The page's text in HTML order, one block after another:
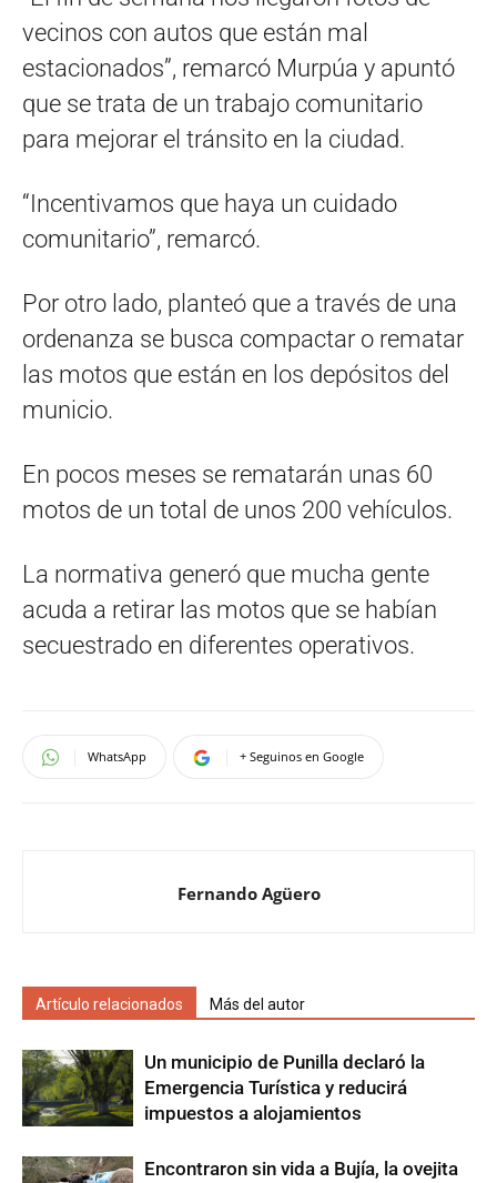
vecinos con autos que están mal
estacionados”, remarcó Murpúa y apuntó
que se trata de un trabajo comunitario
para mejorar el tránsito en la ciudad.
“Incentivamos que haya un cuidado
comunitario”, remarcó.
Por otro lado, planteó que a través de una
ordenanza se busca compactar o rematar
las motos que están en los depósitos del
municio.
En pocos meses se rematarán unas 60
motos de un total de unos 200 vehículos.
La normativa generó que mucha gente
acuda a retirar las motos que se habían
secuestrado en diferentes operativos.
WhatsApp + Seguinos en Google
Fernando Agüero
Artículo relacionados Más del autor
Un municipio de Punilla declaró la
Emergencia Turística y reducirá
impuestos a alojamientos
Encontraron sin vida a Bujía, la ovejita